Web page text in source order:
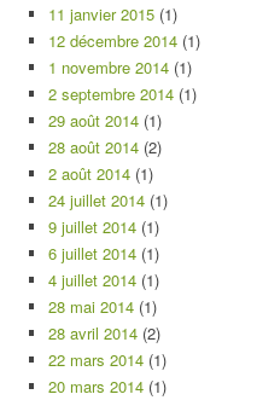
11 janvier 2015 (1)
12 décembre 2014 (1)
1 novembre 2014 (1)
2 septembre 2014 (1)
29 août 2014 (1)
28 août 2014 (2)
2 août 2014 (1)
24 juillet 2014 (1)
9 juillet 2014 (1)
6 juillet 2014 (1)
4 juillet 2014 (1)
28 mai 2014 (1)
28 avril 2014 (2)
22 mars 2014 (1)
20 mars 2014 (1)